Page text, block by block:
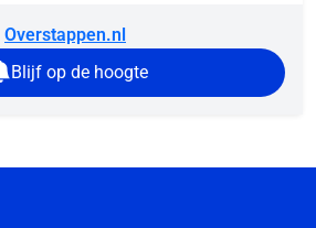
Overstappen.nl
Blijf op de hoogte